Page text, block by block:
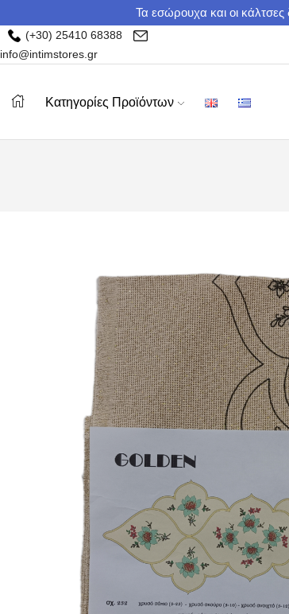
Τα εσώρουχα και οι κάλτσες
(+30) 25410 68388
info@intimstores.gr
Κατηγορίες Προϊόντων